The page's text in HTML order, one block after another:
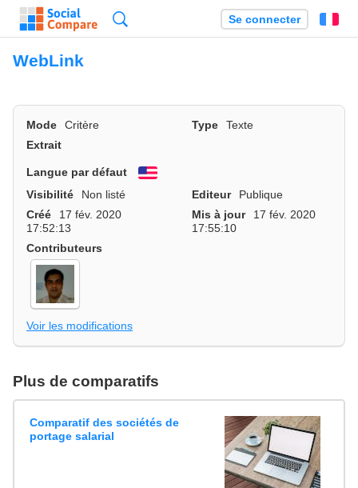
Se connecter
WebLink
Mode Critère Type
Texte
Extrait
Langue par défaut
English
Visibilité
Non listé Editeur
Publique
Créé
17 fév. 2020
17:52:13
Mis à jour
17 fév. 2020
17:55:10
Contributeurs
Voir les modifications
Plus de comparatifs
Comparatif des sociétés de
portage salarial